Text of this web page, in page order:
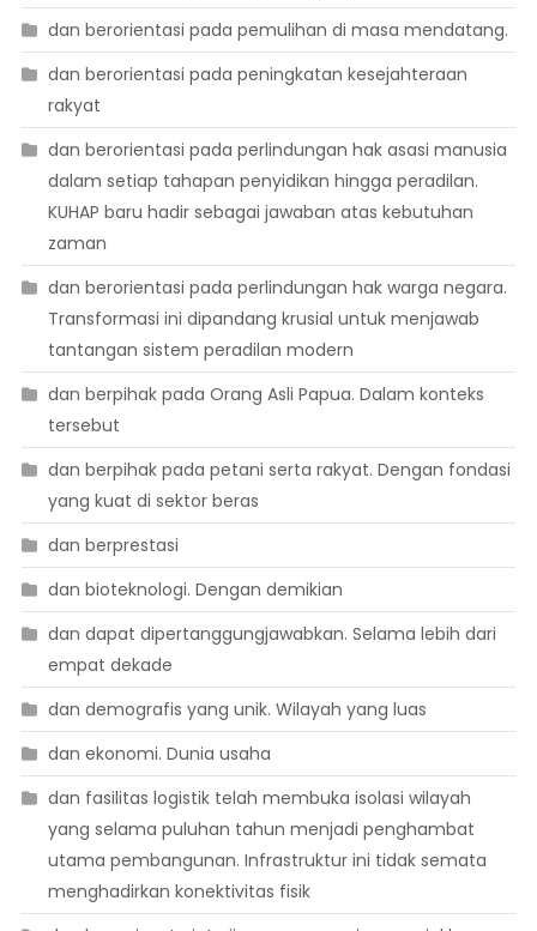
dan berorientasi pada pemulihan di masa mendatang.
dan berorientasi pada peningkatan kesejahteraan
rakyat
dan berorientasi pada perlindungan hak asasi manusia
dalam setiap tahapan penyidikan hingga peradilan.
KUHAP baru hadir sebagai jawaban atas kebutuhan
zaman
dan berorientasi pada perlindungan hak warga negara.
Transformasi ini dipandang krusial untuk menjawab
tantangan sistem peradilan modern
dan berpihak pada Orang Asli Papua. Dalam konteks
tersebut
dan berpihak pada petani serta rakyat. Dengan fondasi
yang kuat di sektor beras
dan berprestasi
dan bioteknologi. Dengan demikian
dan dapat dipertanggungjawabkan. Selama lebih dari
empat dekade
dan demografis yang unik. Wilayah yang luas
dan ekonomi. Dunia usaha
dan fasilitas logistik telah membuka isolasi wilayah
yang selama puluhan tahun menjadi penghambat
utama pembangunan. Infrastruktur ini tidak semata
menghadirkan konektivitas fisik